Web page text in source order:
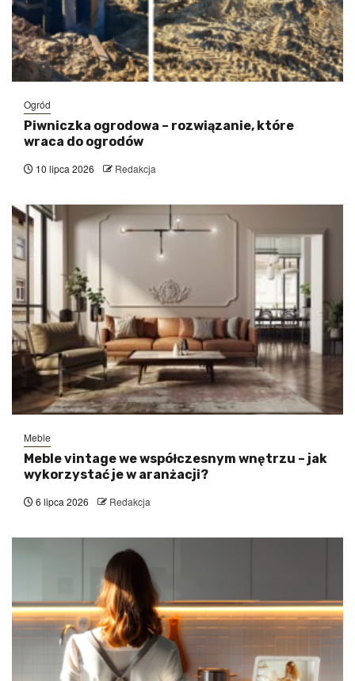
Ogród
Piwniczka ogrodowa – rozwiązanie, które
wraca do ogrodów
10 lipca 2026 Redakcja
Meble
Meble vintage we współczesnym wnętrzu – jak
wykorzystać je w aranżacji?
6 lipca 2026 Redakcja